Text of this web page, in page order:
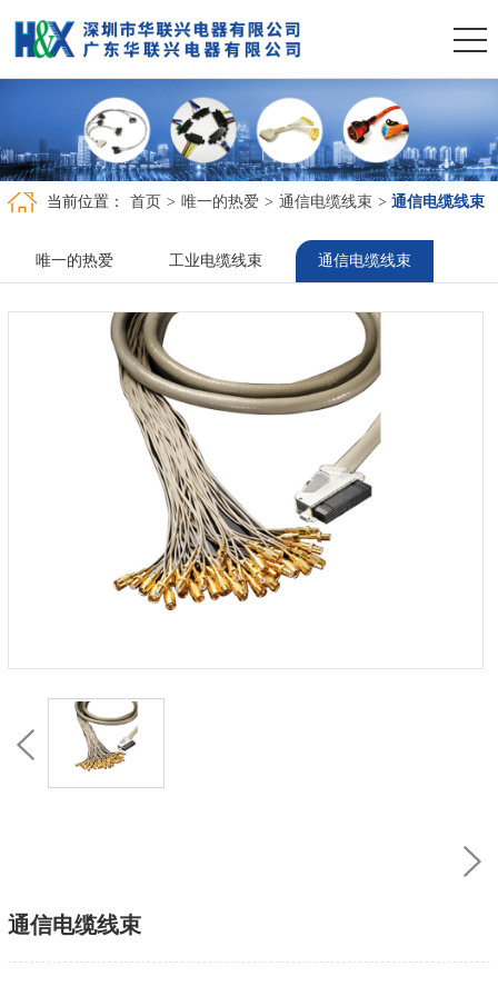
当前位置： 首页 > 唯一的热爱 > 通信电缆线束 > 通信电缆线束
唯一的热爱 工业电缆线束 通信电缆线束
通信电缆线束